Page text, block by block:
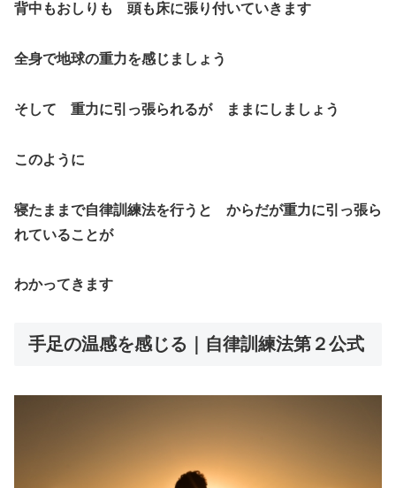
背中もおしりも 頭も床に張り付いていきます
全身で地球の重力を感じましょう
そして 重力に引っ張られるが ままにしましょう
このように
寝たままで自律訓練法を行うと からだが重力に引っ張ら
れていることが
わかってきます
手足の温感を感じる｜自律訓練法第２公式